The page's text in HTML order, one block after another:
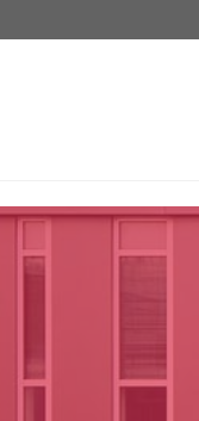
au